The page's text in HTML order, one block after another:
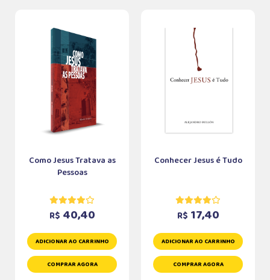
Como Jesus Tratava as
Pessoas
R$ 40,40
ADICIONAR AO CARRINHO
COMPRAR AGORA
Conhecer Jesus é Tudo
R$ 17,40
ADICIONAR AO CARRINHO
COMPRAR AGORA